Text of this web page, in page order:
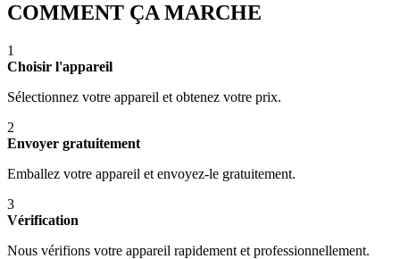
COMMENT ÇA MARCHE
1
Choisir l'appareil
Sélectionnez votre appareil et obtenez votre prix.
2
Envoyer gratuitement
Emballez votre appareil et envoyez-le gratuitement.
3
Vérification
Nous vérifions votre appareil rapidement et professionnellement.